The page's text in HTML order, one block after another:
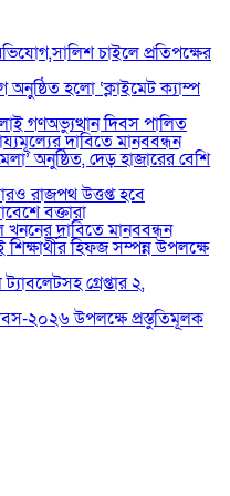
চাইলে প্রতিপক্ষের
অনুষ্ঠিত হলো ‘ক্লাইমেট ক্যাম্প
গণঅভ্যুত্থান দিবস পালিত
দাবিতে মানববন্ধন
অনুষ্ঠিত, দেড় হাজারের বেশি
রাজপথ উত্তপ্ত হবে
বক্তারা
দাবিতে মানববন্ধন
হিফজ সম্পন্ন উপলক্ষে
গ্রেপ্তার ২,
২০২৬ উপলক্ষে প্রস্তুতিমূলক